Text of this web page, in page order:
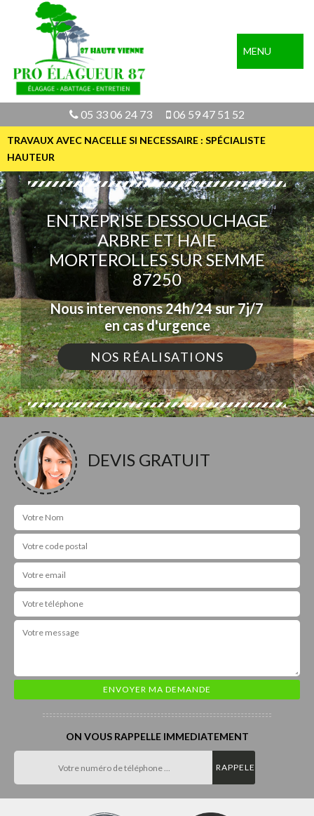
MENU
05 33 06 24 73 06 59 47 51 52
TRAVAUX AVEC NACELLE SI NECESSAIRE : SPÉCIALISTE
HAUTEUR
ENTREPRISE DESSOUCHAGE
ARBRE ET HAIE
MORTEROLLES SUR SEMME
87250
Nous intervenons 24h/24 sur 7j/7
en cas d'urgence
NOS RÉALISATIONS
DEVIS GRATUIT
ON VOUS RAPPELLE IMMEDIATEMENT